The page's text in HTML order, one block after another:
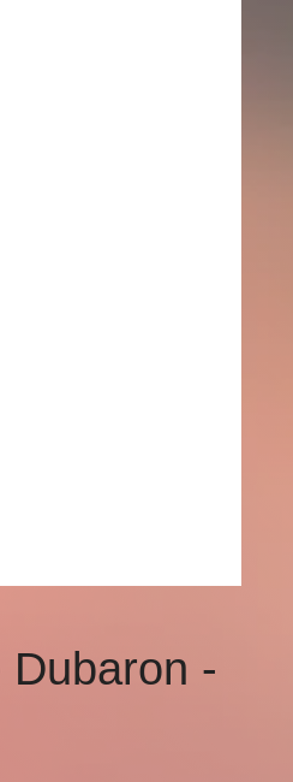
Dubaron -